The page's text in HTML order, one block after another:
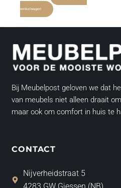
winkelwagen
Bij Meubelpost geloven we dat
van meubels niet alleen draait
maar ook om comfort in huis te
CONTACT
Nijverheidstraat 5